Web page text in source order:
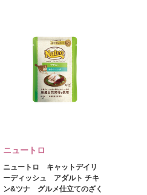
ニュートロ
ニュートロ キャットデイリ
ーディッシュ アダルト チキ
ン&ツナ グルメ仕立てのざく